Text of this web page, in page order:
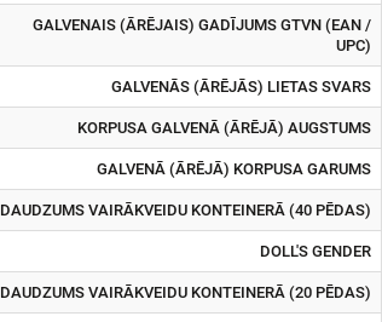
GALVENAIS (ĀRĒJAIS) GADĪJUMS GTVN (EAN /
UPC)
GALVENĀS (ĀRĒJĀS) LIETAS SVARS
KORPUSA GALVENĀ (ĀRĒJĀ) AUGSTUMS
GALVENĀ (ĀRĒJĀ) KORPUSA GARUMS
DAUDZUMS VAIRĀKVEIDU KONTEINERĀ (40 PĒDAS)
DOLL'S GENDER
DAUDZUMS VAIRĀKVEIDU KONTEINERĀ (20 PĒDAS)